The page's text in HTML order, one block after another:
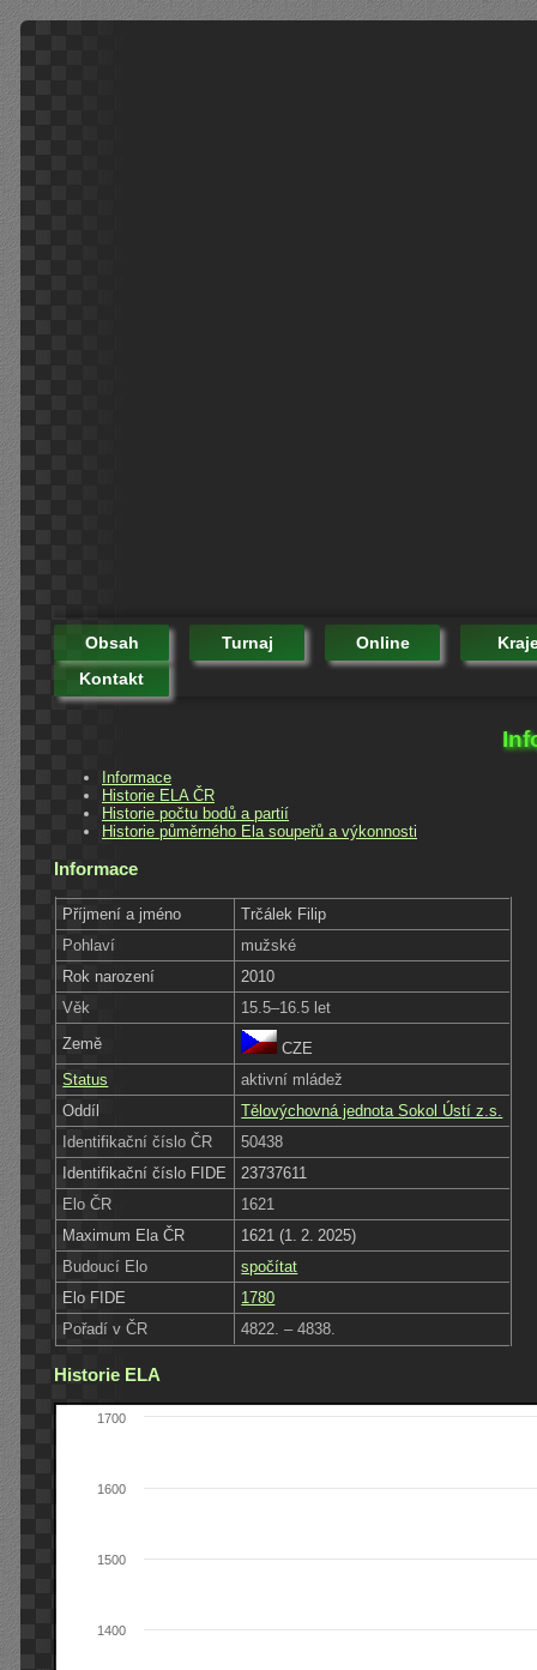
Obsah Turnaj Online
Kontakt
Informace
Historie ELA ČR
Historie počtu bodů a partií
Historie půměrného Ela soupeřů a výkonnosti
Informace
Příjmení a jméno
Trčálek Filip
Pohlaví
mužské
Rok narození
2010
Věk
15.5–16.5 let
Země
CZE
Status
aktivní mládež
Oddíl
Tělovýchovná jednota Sokol Ústí z.s.
Identifikační číslo ČR
50438
Identifikační číslo FIDE
23737611
Elo ČR
1621
Maximum Ela ČR
1621 (1. 2. 2025)
Budoucí Elo
spočítat
Elo FIDE
1780
Pořadí v ČR
4822. – 4838.
Historie ELA
1400
1500
1600
1700